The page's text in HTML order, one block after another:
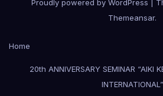
Proudly powered by WordPress
Themeansar.
Home
20th ANNIVERSARY SEMINAR “AIKI
INTERNATIONAL”